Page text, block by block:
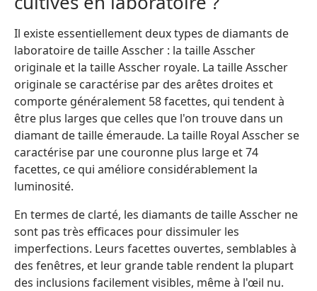
Il existe essentiellement deux types de diamants de
laboratoire de taille Asscher : la taille Asscher
originale et la taille Asscher royale. La taille Asscher
originale se caractérise par des arêtes droites et
comporte généralement 58 facettes, qui tendent à
être plus larges que celles que l'on trouve dans un
diamant de taille émeraude. La taille Royal Asscher se
caractérise par une couronne plus large et 74
facettes, ce qui améliore considérablement la
luminosité.
En termes de clarté, les diamants de taille Asscher ne
sont pas très efficaces pour dissimuler les
imperfections. Leurs facettes ouvertes, semblables à
des fenêtres, et leur grande table rendent la plupart
des inclusions facilement visibles, même à l'œil nu.